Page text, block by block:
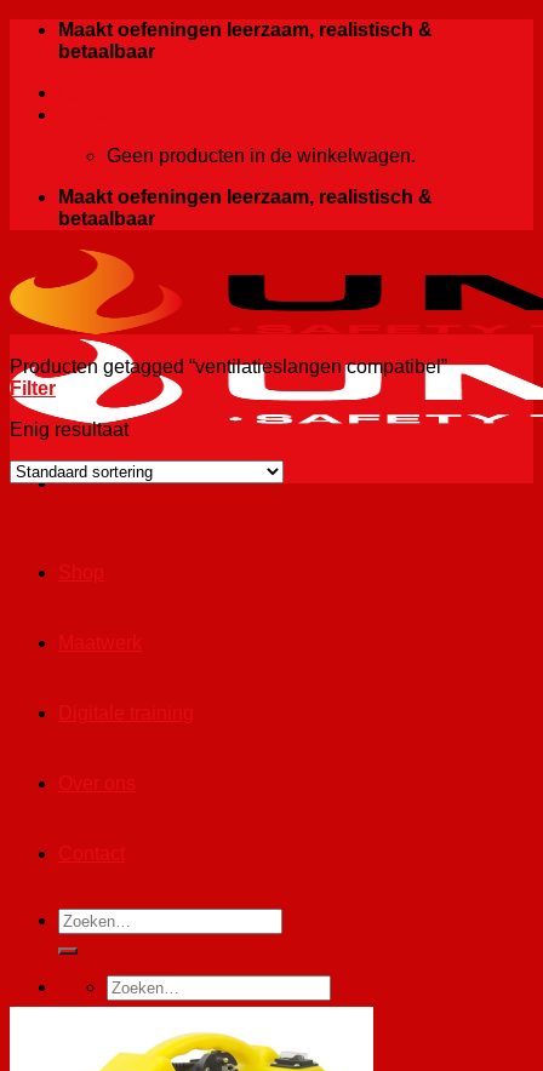
Maakt oefeningen leerzaam, realistisch &
betaalbaar
Geen producten in de winkelwagen.
Maakt oefeningen leerzaam, realistisch &
betaalbaar
Shop
Maatwerk
Digitale training
Over ons
Contact
Zoeken
naar:
Zoeken
naar:
Winkelwagen
Producten getagged “ventilatieslangen compatibel”
Filter
Enig resultaat